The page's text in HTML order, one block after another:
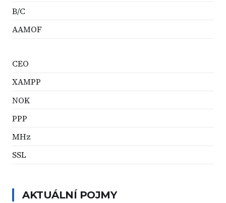
B/C
AAMOF
CEO
XAMPP
NOK
PPP
MHz
SSL
AKTUÁLNÍ POJMY